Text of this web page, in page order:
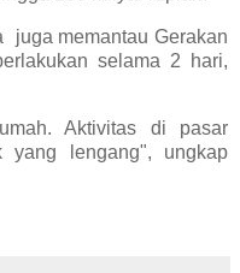
juga memantau Gerakan
selama 2 hari,
Aktivitas di pasar
yang lengang", ungkap